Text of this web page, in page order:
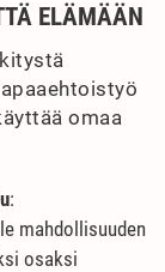
ELÄMÄÄN
omaa
:
mahdollisuuden
osaksi